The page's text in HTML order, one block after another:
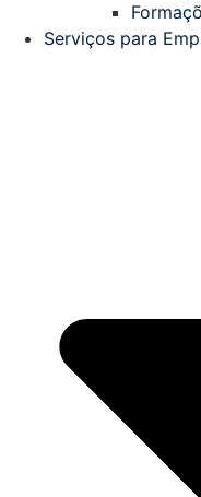
Serviços para